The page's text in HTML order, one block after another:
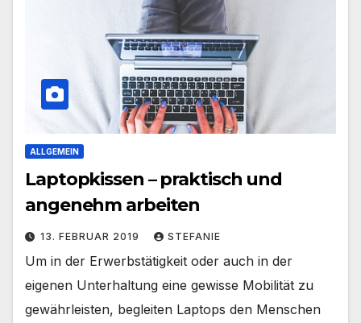
ALLGEMEIN
Laptopkissen – praktisch und
angenehm arbeiten
13. FEBRUAR 2019 STEFANIE
Um in der Erwerbstätigkeit oder auch in der
eigenen Unterhaltung eine gewisse Mobilität zu
gewährleisten, begleiten Laptops den Menschen